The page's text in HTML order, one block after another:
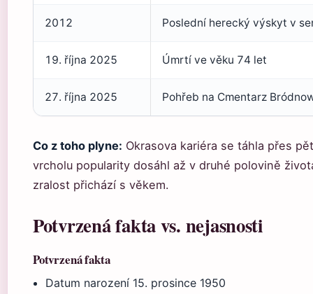
2012 Poslední herecký výskyt v
19. října 2025 Úmrtí ve věku 74 let
27. října 2025 Pohřeb na Cmentarz
Co z toho plyne: Okrasova kariéra se táhla přes
vrcholu popularity dosáhl až v druhé polovině
zralost přichází s věkem.
Potvrzená fakta vs. nejasnosti
Potvrzená fakta
Datum narození 15. prosince 1950